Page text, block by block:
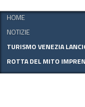
HOME
NOTIZIE
TURISMO VENEZIA
ROTTA DEL MITO